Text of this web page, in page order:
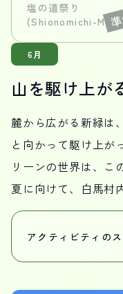
塩の道祭り
(Shionomichi-
6月
山を駆け上が
麓から広がる新緑は
と向かって駆け上が
リーンの世界は、こ
夏に向けて、白馬村
アクティビティの